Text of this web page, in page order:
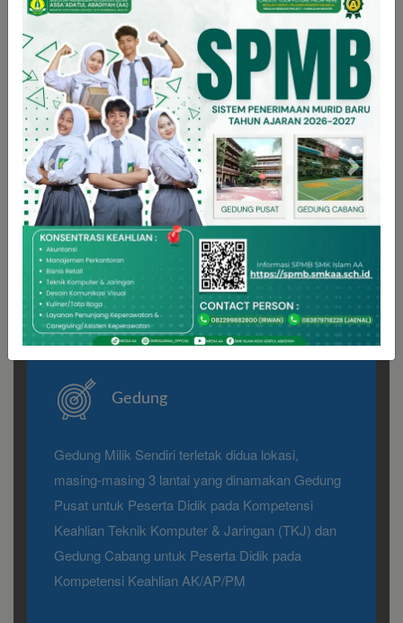
Previous Next
KAMI BERIKAN YANG TERBAIK UNTUK
ANDA
SARANA DAN
PRASARANA
SEKOLAH
Gedung
Gedung Milik Sendiri terletak didua lokasi,
masing-masing 3 lantai yang dinamakan Gedung
Pusat untuk Peserta Didik pada Kompetensi
Keahlian Teknik Komputer & Jaringan (TKJ) dan
Gedung Cabang untuk Peserta Didik pada
Kompetensi Keahlian AK/AP/PM